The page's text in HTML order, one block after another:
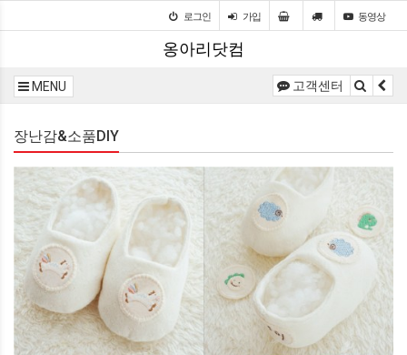
로그인 가입 동영상
옹아리닷컴
MENU 고객센터
장난감&소품DIY